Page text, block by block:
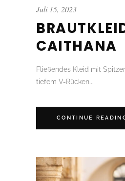
Juli 15, 2023
CAITHANA
Fließendes Kleid mit
tiefem V-Rücken...
CONTINUE